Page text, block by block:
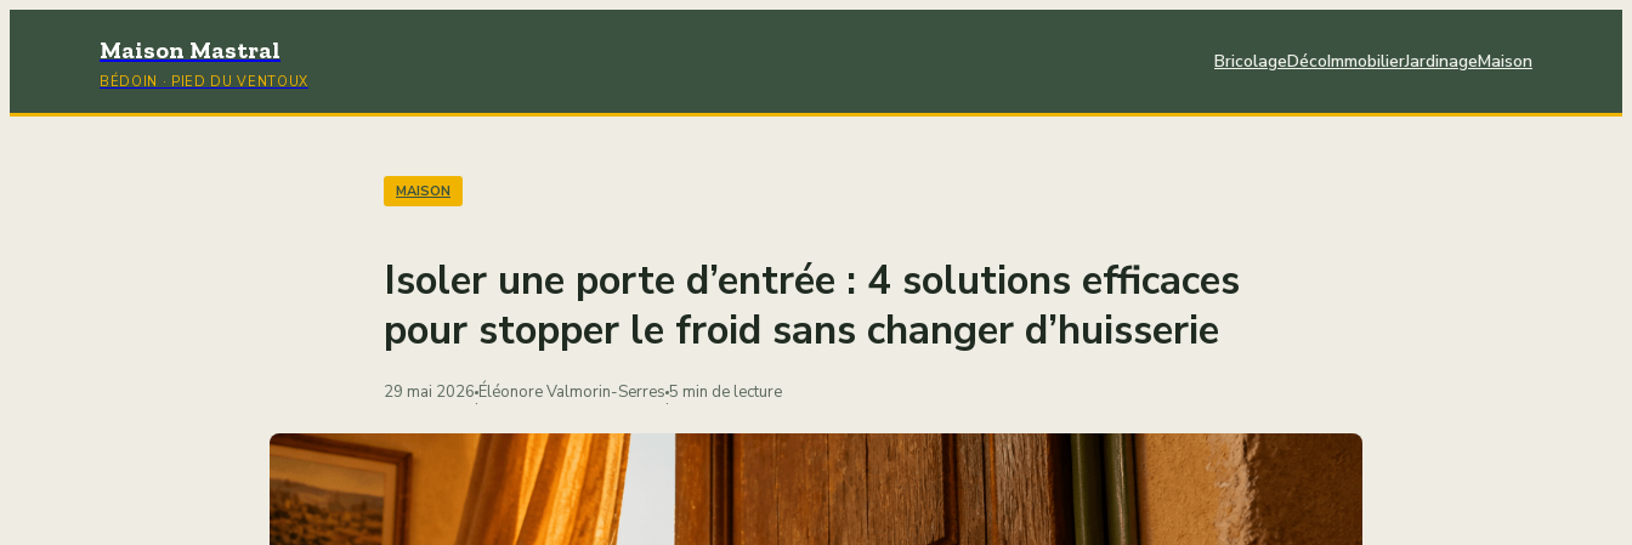
Maison Mastral
BÉDOIN · PIED DU VENTOUX
BricolageDécoImmobilierJardinageMaison
MAISON
Isoler une porte d’entrée : 4 solutions efficaces
pour stopper le froid sans changer d’huisserie
29 mai 2026·Éléonore Valmorin-Serres·5 min de lecture